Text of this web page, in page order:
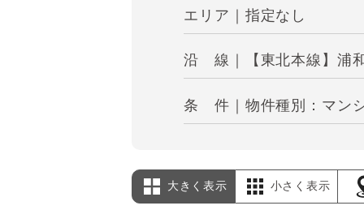
エリア｜指定なし
沿 線｜【東北本線】浦
条 件｜物件種別：マン
大きく表示 小さく表示